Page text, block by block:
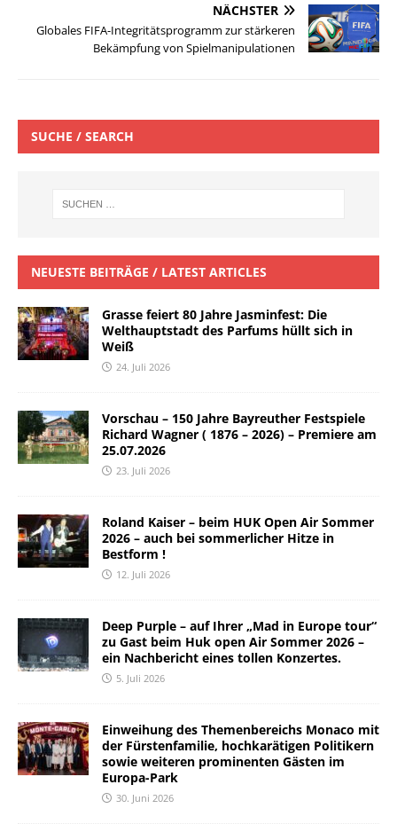
NÄCHSTER
Globales FIFA-Integritätsprogramm zur stärkeren
Bekämpfung von Spielmanipulationen
SUCHE / SEARCH
NEUESTE BEITRÄGE / LATEST ARTICLES
Grasse feiert 80 Jahre Jasminfest: Die
Welthauptstadt des Parfums hüllt sich in
Weiß
24. Juli 2026
Vorschau – 150 Jahre Bayreuther Festspiele
Richard Wagner ( 1876 – 2026) – Premiere am
25.07.2026
23. Juli 2026
Roland Kaiser – beim HUK Open Air Sommer
2026 – auch bei sommerlicher Hitze in
Bestform !
12. Juli 2026
Deep Purple – auf Ihrer „Mad in Europe tour“
zu Gast beim Huk open Air Sommer 2026 –
ein Nachbericht eines tollen Konzertes.
5. Juli 2026
Einweihung des Themenbereichs Monaco mit
der Fürstenfamilie, hochkarätigen Politikern
sowie weiteren prominenten Gästen im
Europa-Park
30. Juni 2026